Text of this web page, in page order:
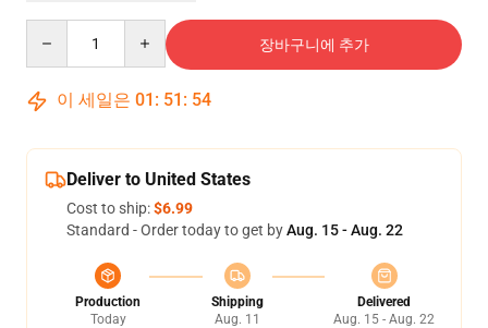
장바구니에 추가
이 세일은 01 : 51 : 53
Deliver to United States
Cost to ship:$6.99
Standard - Order today to get byAug. 15 - Aug. 22
Production
Today
Shipping
Aug. 11
Delivered
Aug. 15 - Aug. 22